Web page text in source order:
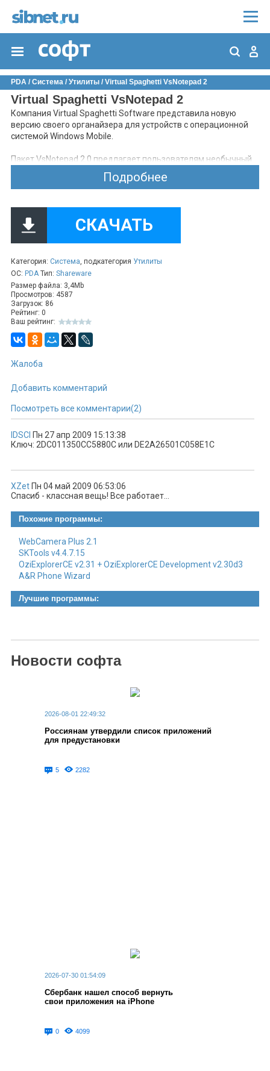
PDA / Система / Утилиты / Virtual Spaghetti VsNotepad 2
Virtual Spaghetti VsNotepad 2
Компания Virtual Spaghetti Software представила новую
версию своего органайзера для устройств с операционной
системой Windows Mobile.
Пакет VsNotepad 2.0 предлагает пользователям необычный
способ внесения и систематизации деловых и личных
записей. Новая версия пакета VsNotepad работает в два раза
многофункциональный калькулятор, а также диспетчер
записей и механизм напоминания о запланированных делах.
пользователь может наглядно разделить записи по разной
тематике, например, рабочие и личные.
Также в пакете VsNotepad 2.0 представлены инструменты
для рисования типовых фигур – прямоугольников, эллипсов
и линий. Впервые в пакете VsNotepad появилась
возможность полноценной отмены операций, а также
возможность сохранения отдельных страниц или всего
нововведением стала поддержка полноэкранного режима
- По образу и подобию бумажного блокнота
- Полноэкранный режим
- Совместим с VGA экранами
- Различные инструменты для рисования
заметок
- Несколько цветовых схем
Новое:
- необычный способ внесения и систематизации деловых и
личных записей
- новая версия пакета VsNotepad работает в два раза
быстрее по сравнению с предыдущими версиями
- поддерживает подчеркивания в тексте
- диспетчер записей и механизм напоминания о
запланированных делах
тематике
- возможность полноценной отмены операций
блокнота полностью в формате JPEG
- поддержка полноэкранного режима для ввода записей в
Подробнее
СКАЧАТЬ
Категория: Система, подкатегория Утилиты
ОС: PDAТип: Shareware
Размер файла: 3,4Mb
Просмотров: 4587
Загрузок: 86
Рейтинг: 0
Ваш рейтинг:
Жалоба
Добавить комментарий
Посмотреть все комментарии(2)
IDSCI Пн 27 апр 2009 15:13:38
Ключ: 2DC011350CC5880C или DE2A26501C058E1C
XZet Пн 04 май 2009 06:53:06
Спасиб - классная вещь! Все работает...
Похожие программы:
WebCamera Plus 2.1
SKTools v4.4.7.15
OziExplorerCE v2.31 + OziExplorerCE Development v2.30d3
A&R Phone Wizard
Лучшие программы:
Новости софта
2026-08-01 22:49:32
Россиянам утвердили список приложений
для предустановки
5 2282
2026-07-30 01:54:09
Сбербанк нашел способ вернуть
свои приложения на iPhone
0 4099